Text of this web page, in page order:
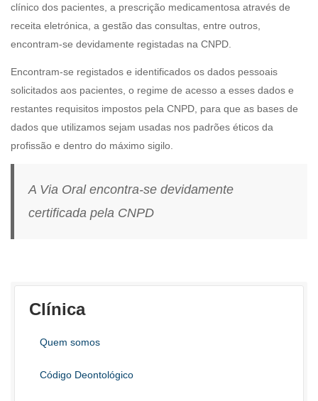
clínico dos pacientes, a prescrição medicamentosa através de
receita eletrónica, a gestão das consultas, entre outros,
encontram-se devidamente registadas na CNPD.
Encontram-se registados e identificados os dados pessoais
solicitados aos pacientes, o regime de acesso a esses dados e
restantes requisitos impostos pela CNPD, para que as bases de
dados que utilizamos sejam usadas nos padrões éticos da
profissão e dentro do máximo sigilo.
A Via Oral encontra-se devidamente
certificada pela CNPD
Clínica
Quem somos
Código Deontológico